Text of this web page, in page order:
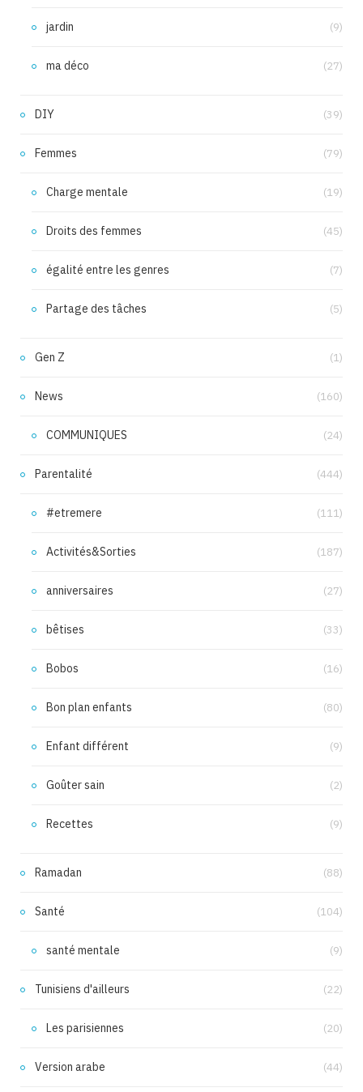
jardin (9)
ma déco (27)
DIY (39)
Femmes (79)
Charge mentale (19)
Droits des femmes (45)
égalité entre les genres (7)
Partage des tâches (5)
Gen Z (1)
News (160)
COMMUNIQUES (24)
Parentalité (444)
#etremere (111)
Activités&Sorties (187)
anniversaires (27)
bêtises (33)
Bobos (16)
Bon plan enfants (80)
Enfant différent (9)
Goûter sain (2)
Recettes (9)
Ramadan (88)
Santé (104)
santé mentale (9)
Tunisiens d'ailleurs (22)
Les parisiennes (20)
Version arabe (44)